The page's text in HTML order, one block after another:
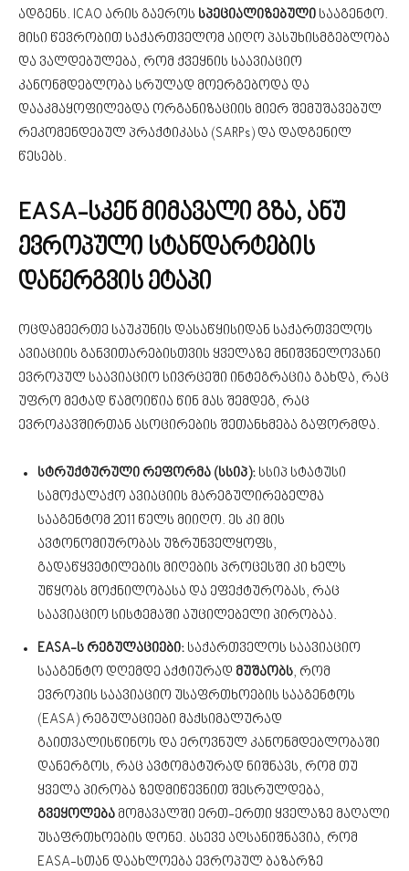
ადგენს. ICAO არის გაეროს სპეციალიზებული სააგენტო.
მისი წევრობით საქართველომ აიღო პასუხისმგებლობა
და ვალდებულება, რომ ქვეყნის საავიაციო
კანონმდებლობა სრულად მოერგებოდა და
დააკმაყოფილებდა ორგანიზაციის მიერ შემუშავებულ
რეკომენდებულ პრაქტიკასა (SARPs) და დადგენილ
წესებს.
EASA-სკენ მიმავალი გზა, ანუ
ევროპული სტანდარტების
დანერგვის ეტაპი
ოცდამეერთე საუკუნის დასაწყისიდან საქართველოს
ავიაციის განვითარებისთვის ყველაზე მნიშვნელოვანი
ევროპულ საავიაციო სივრცეში ინტეგრაცია გახდა, რაც
უფრო მეტად წამოიწია წინ მას შემდეგ, რაც
ევროკავშირთან ასოცირების შეთანხმება გაფორმდა.
სტრუქტურული რეფორმა (სსიპ): სსიპ სტატუსი
სამოქალაქო ავიაციის მარეგულირებელმა
სააგენტომ 2011 წელს მიიღო. ეს კი მის
ავტონომიურობას უზრუნველყოფს,
გადაწყვეტილების მიღების პროცესში კი ხელს
უწყობს მოქნილობასა და ეფექტურობას, რაც
საავიაციო სისტემაში აუცილებელი პირობაა.
EASA-ს რეგულაციები: საქართველოს საავიაციო
სააგენტო დღემდე აქტიურად მუშაობს, რომ
ევროპის საავიაციო უსაფრთხოების სააგენტოს
(EASA) რეგულაციები მაქსიმალურად
გაითვალისწინოს და ეროვნულ კანონმდებლობაში
დანერგოს, რაც ავტომატურად ნიშნავს, რომ თუ
ყველა პირობა ზედმიწევნით შესრულდება,
გვეყოლება მომავალში ერთ-ერთი ყველაზე მაღალი
უსაფრთხოების დონე. ასევე აღსანიშნავია, რომ
EASA-სთან დაახლოება ევროპულ ბაზარზე